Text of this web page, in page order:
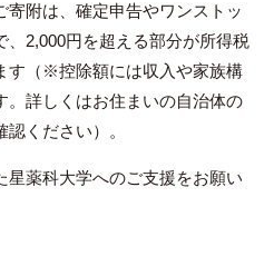
寄附は、確定申告やワンストッ
、2,000円を超える部分が所得税
す（※控除額には収入や家族構
。詳しくはお住まいの自治体の
ください）。
星薬科大学へのご支援をお願い